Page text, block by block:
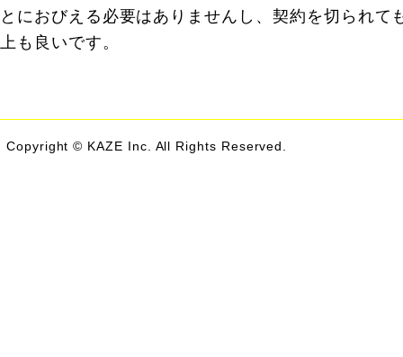
とにおびえる必要はありませんし、契約を切られ
上も良いです。
Copyright © KAZE Inc. All Rights Reserved.